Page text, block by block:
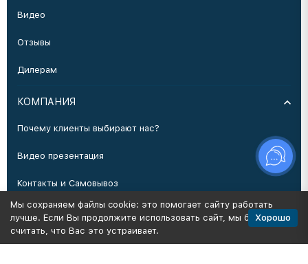
Видео
Отзывы
Дилерам
КОМПАНИЯ
Почему клиенты выбирают нас?
Видео презентация
Контакты и Самовывоз
Производство
Мы сохраняем файлы cookie: это помогает сайту работать
лучше. Если Вы продолжите использовать сайт, мы будем
считать, что Вас это устраивает.
Хорошо